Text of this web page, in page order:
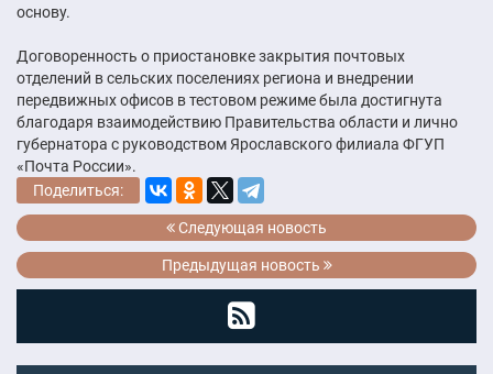
основу.
Договоренность о приостановке закрытия почтовых
отделений в сельских поселениях региона и внедрении
передвижных офисов в тестовом режиме была достигнута
благодаря взаимодействию Правительства области и лично
губернатора с руководством Ярославского филиала ФГУП
«Почта России».
Поделиться:
Следующая новость
Предыдущая новость